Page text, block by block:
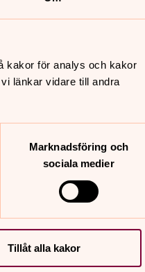
kakor för analys och kakor
länkar vidare till andra
Marknadsföring och
sociala medier
Tillåt alla kakor